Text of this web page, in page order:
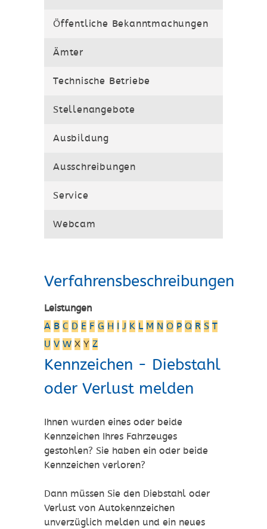
Öffentliche Bekanntmachungen
Ämter
Technische Betriebe
Stellenangebote
Ausbildung
Ausschreibungen
Service
Webcam
Verfahrensbeschreibungen
Leistungen
A B C D E F G H I J K L M N O P Q R S T
U V W X Y Z
Kennzeichen - Diebstahl
oder Verlust melden
Ihnen wurden eines oder beide
Kennzeichen Ihres Fahrzeuges
gestohlen? Sie haben ein oder beide
Kennzeichen verloren?
Dann müssen Sie den Diebstahl oder
Verlust von Autokennzeichen
unverzüglich melden und ein neues